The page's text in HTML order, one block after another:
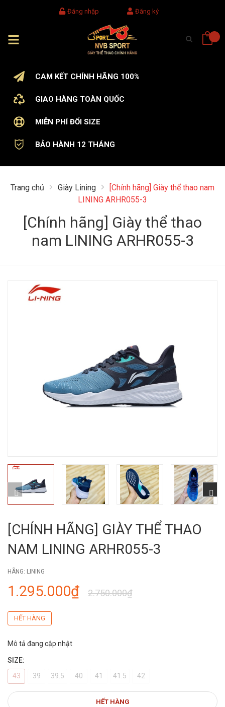
Đăng nhập Đăng ký
CAM KẾT CHÍNH HÃNG 100%
GIAO HÀNG TOÀN QUỐC
MIỄN PHÍ ĐỔI SIZE
BẢO HÀNH 12 THÁNG
Trang chủ Giày Lining
[Chính hãng] Giày thể thao nam
LINING ARHR055-3
[Chính hãng] Giày thể thao
nam LINING ARHR055-3
[CHÍNH HÃNG] GIÀY THỂ THAO
NAM LINING ARHR055-3
HÃNG: LINING
1.295.000₫ 2.750.000₫
HẾT HÀNG
Mô tả đang cập nhật
SIZE:
43
39 39.5 40 41 41.5 42
HẾT HÀNG